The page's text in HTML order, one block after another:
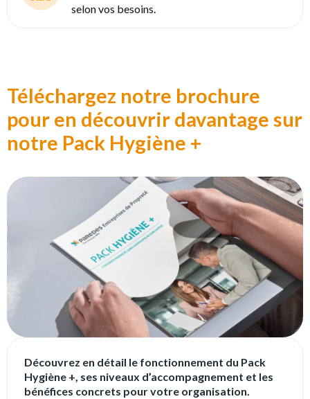
selon vos besoins.
Téléchargez notre brochure
pour en découvrir davantage sur
notre Pack Hygiène +
Découvrez en détail le fonctionnement du Pack
Hygiène +, ses niveaux d’accompagnement et les
bénéfices concrets pour votre organisation.